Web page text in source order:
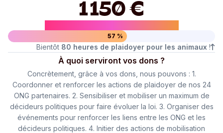
1 150 €
57 %
Bientôt 80 heures de plaidoyer pour les animaux !
À quoi serviront vos dons ?
Concrètement, grâce à vos dons, nous pouvons : 1.
Coordonner et renforcer les actions de plaidoyer de nos 24
ONG partenaires. 2. Sensibiliser et mobiliser un maximum de
décideurs politiques pour faire évoluer la loi. 3. Organiser des
événements pour renforcer les liens entre les ONG et les
décideurs politiques. 4. Initier des actions de mobilisation